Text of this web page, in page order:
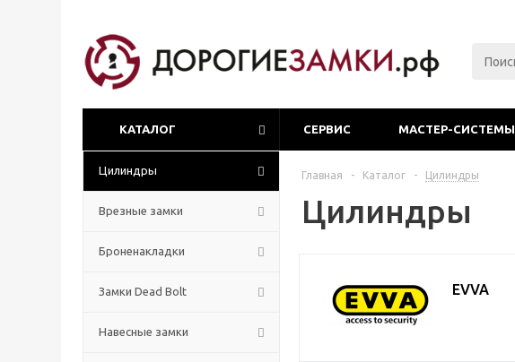
КАТАЛОГ СЕРВИС МАСТЕР-СИСТЕМЫ
Цилиндры
Врезные замки
Броненакладки
Замки Dead Bolt
Навесные замки
Главная - Каталог - Цилиндры
Цилиндры
EVVA